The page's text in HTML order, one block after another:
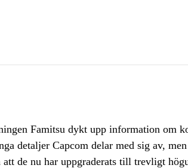
Famitsu dykt upp information om
detaljer Capcom delar med sig av,
de nu har uppgraderats till trevligt